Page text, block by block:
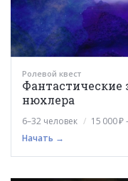
Ролевой квест
Фантастические
нюхлера
6–32 человек
15 000
Начать →